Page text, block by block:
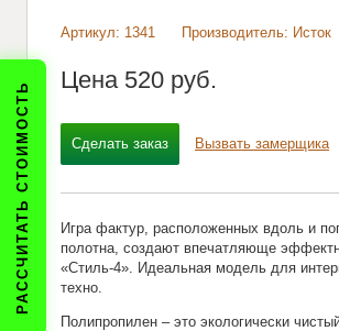
РАССЧИТАТЬ СТОИМОСТЬ
Артикул: 1341 Производитель: Исток
Цена 520 pуб.
Сделать заказ Вызвать замерщика
Игра фактур, расположенных вдоль и
полотна, создают впечатляюще
«Стиль-4». Идеальная модель для
техно.
Полипропилен – это экологически